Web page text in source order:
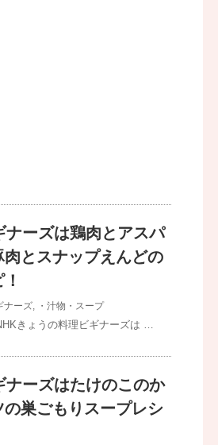
ナーズは鶏肉とアスパ
とスナップえんどの
ナーズ, ・汁物・スープ
きょうの料理ビギナーズは …
ナーズはたけのこのか
巣ごもりスープレシ